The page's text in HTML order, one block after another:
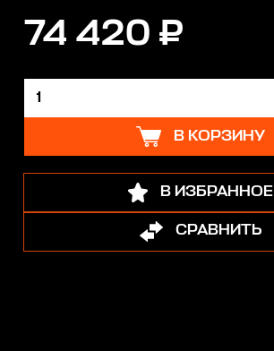
74 420 ₽
В КОРЗИНУ
В ИЗБРАННОЕ
СРАВНИТЬ